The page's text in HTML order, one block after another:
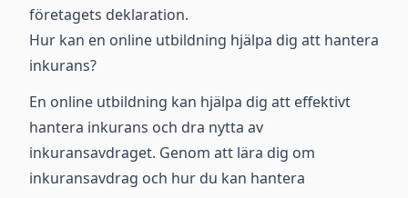
företagets deklaration.
Hur kan en online utbildning hjälpa dig att hantera
inkurans?
En online utbildning kan hjälpa dig att effektivt
hantera inkurans och dra nytta av
inkuransavdraget. Genom att lära dig om
inkuransavdrag och hur du kan hantera